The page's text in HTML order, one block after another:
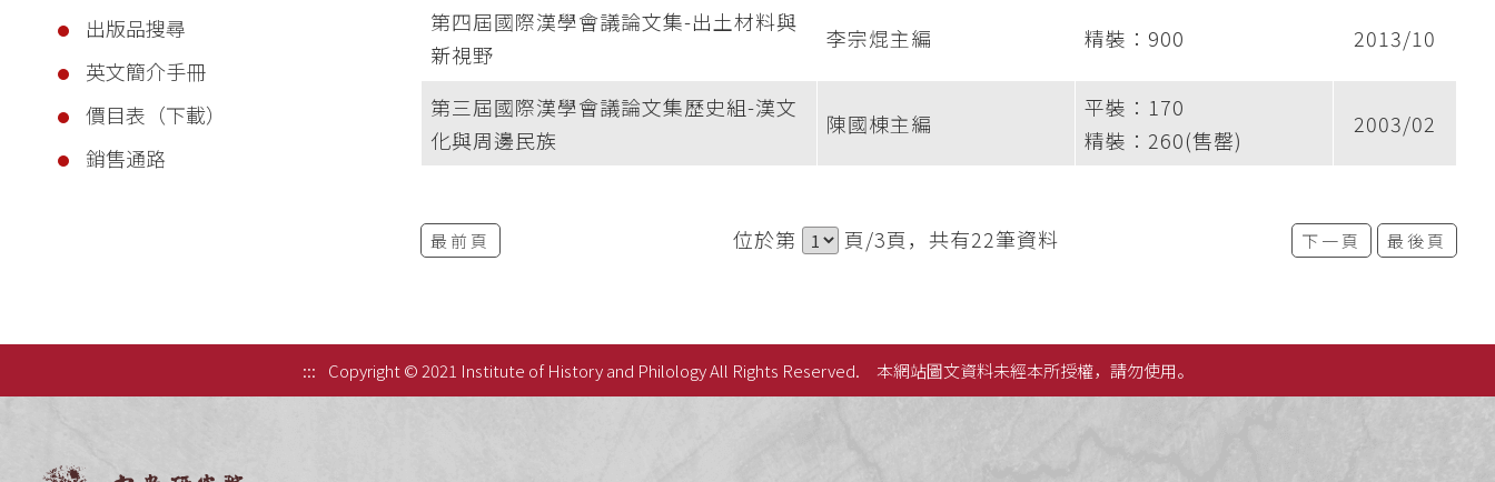
出版品搜尋
英文簡介手冊
價目表（下載）
銷售通路
第四屆國際漢學會議論文集-出土材料與
新視野
李宗焜主編 精裝：900 2013/10
第三屆國際漢學會議論文集歷史組-漢文
化與周邊民族
陳國棟主編
平裝：170
精裝：260(售罄)
2003/02
位於第 頁/3頁，共有22筆資料
最前頁 下一頁 最後頁
::: Copyright © 2021 Institute of History and Philology All Rights Reserved. 本網站圖文資料未經本所授權，請勿使用。